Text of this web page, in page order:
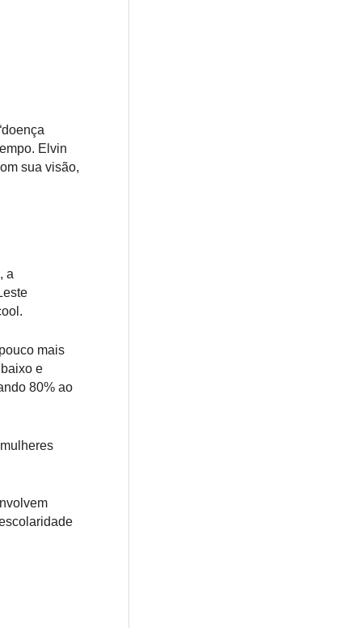
Elvin
sua visão,
a
mais
e
80% ao